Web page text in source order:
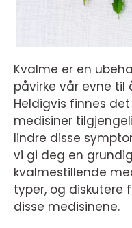
Kvalme er en
påvirke vår evne
Heldigvis finnes
medisiner
lindre disse
vi gi deg en
kvalmestillende
typer, og diskutere
disse medisinene.